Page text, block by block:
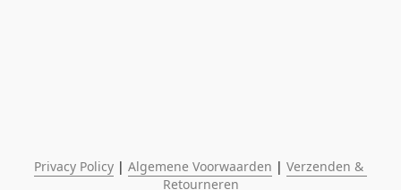
Privacy Policy | Algemene Voorwaarden | Verzenden &
Retourneren